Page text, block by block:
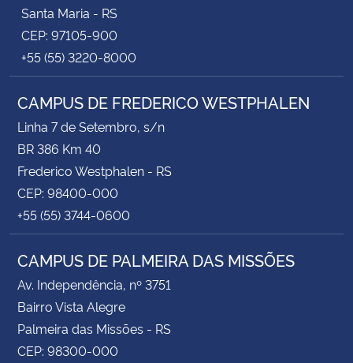
Santa Maria - RS
CEP: 97105-900
+55 (55) 3220-8000
CAMPUS DE FREDERICO WESTPHALEN
Linha 7 de Setembro, s/n
BR 386 Km 40
Frederico Westphalen - RS
CEP: 98400-000
+55 (55) 3744-0600
CAMPUS DE PALMEIRA DAS MISSÕES
Av. Independência, nº 3751
Bairro Vista Alegre
Palmeira das Missões - RS
CEP: 98300-000